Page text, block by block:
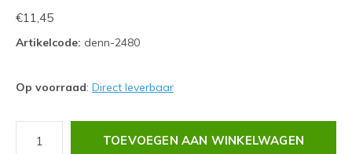
€11,45
Artikelcode: denn-2480
Op voorraad: Direct leverbaar
TOEVOEGEN AAN WINKELWAGEN